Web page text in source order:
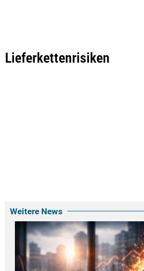
Lieferkettenrisiken
Weitere News